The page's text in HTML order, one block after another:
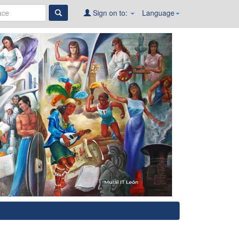
Language
Sign on to: